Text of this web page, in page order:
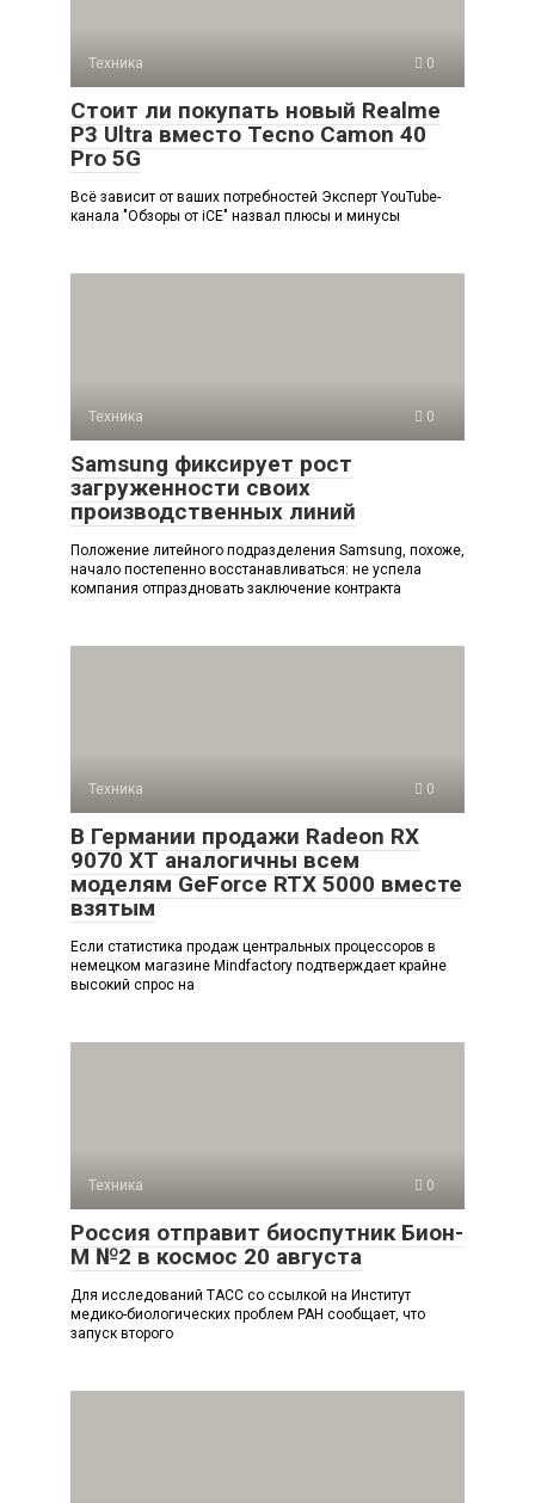
Техника 0
Стоит ли покупать новый Realme
P3 Ultra вместо Tecno Camon 40
Pro 5G
Всё зависит от ваших потребностей Эксперт YouTube-
канала "Обзоры от iCE" назвал плюсы и минусы
Техника 0
Samsung фиксирует рост
загруженности своих
производственных линий
Положение литейного подразделения Samsung, похоже,
начало постепенно восстанавливаться: не успела
компания отпраздновать заключение контракта
Техника 0
В Германии продажи Radeon RX
9070 XT аналогичны всем
моделям GeForce RTX 5000 вместе
взятым
Если статистика продаж центральных процессоров в
немецком магазине Mindfactory подтверждает крайне
высокий спрос на
Техника 0
Россия отправит биоспутник Бион-
М №2 в космос 20 августа
Для исследований ТАСС со ссылкой на Институт
медико-биологических проблем РАН сообщает, что
запуск второго